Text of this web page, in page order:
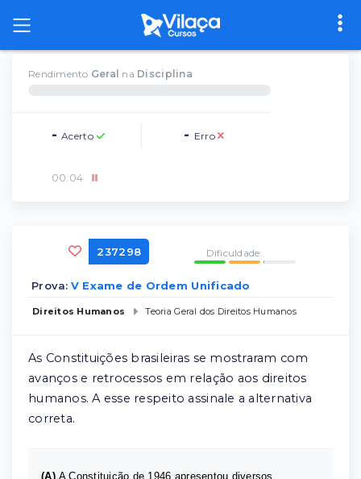
Rendimento Geral na Disciplina
-Acerto - Erro
00:04
237298 Dificuldade:
Prova: V Exame de Ordem Unificado
Direitos Humanos Teoria Geral dos Direitos Humanos
As Constituições brasileiras se mostraram com
avanços e retrocessos em relação aos direitos
humanos. A esse respeito assinale a alternativa
correta.
(A) A Constituição de 1946 apresentou diversos